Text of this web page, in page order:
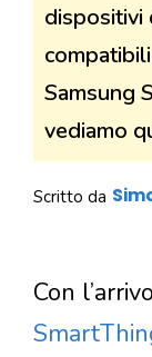
dispositivi
Samsung
vediamo
Scritto da
Con